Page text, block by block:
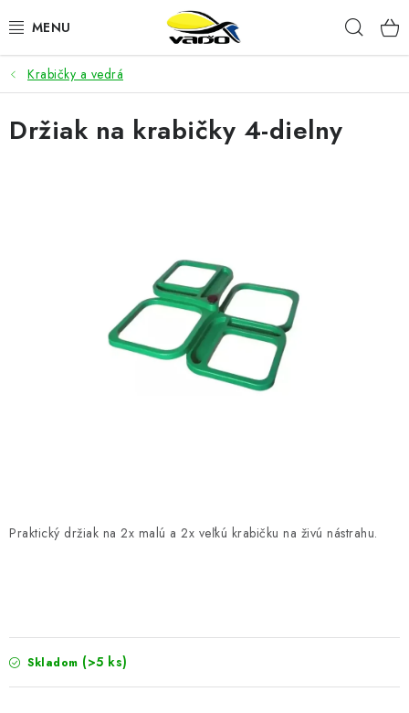
na
ŽIVÁ NÁSTRAHA
BIŽUTÉRIA
Krabičky a vedrá
Praktický držiak na 2x malú a 2x veľkú krabičku na živú nástrahu.
Skladom (>5 ks)
Držiak na krabičky 4-dielny